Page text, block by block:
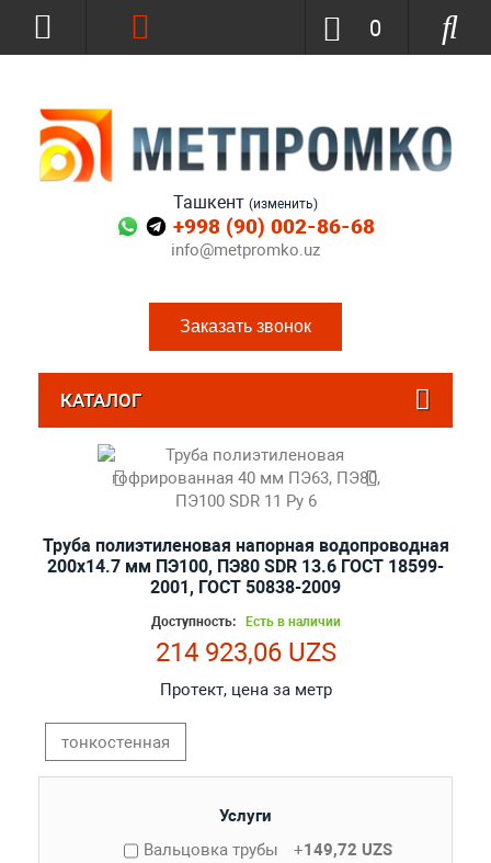
Ташкент (изменить)
+998 (90) 002-86-68
info@metpromko.uz
Заказать звонок
0
КАТАЛОГ
Труба полиэтиленовая напорная водопроводная
200х14.7 мм ПЭ100, ПЭ80 SDR 13.6 ГОСТ 18599-
2001, ГОСТ 50838-2009
Доступность: Есть в наличии
214 923,06 UZS
Протект, цена за метр
тонкостенная
Услуги
Вальцовка трубы
+149,72 UZS